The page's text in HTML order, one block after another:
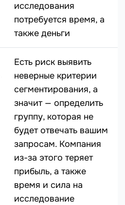
исследования
потребуется время, а
также деньги
Есть риск выявить
неверные критерии
сегментирования, а
значит — определить
группу, которая не
будет отвечать вашим
запросам. Компания
из-за этого теряет
прибыль, а также
время и сила на
исследование